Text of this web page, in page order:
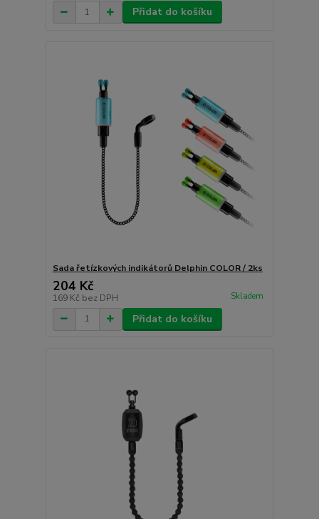
Přidat do košíku
Sada řetízkových indikátorů Delphin COLOR / 2ks
204 Kč
169 Kč bez DPH Skladem
Přidat do košíku